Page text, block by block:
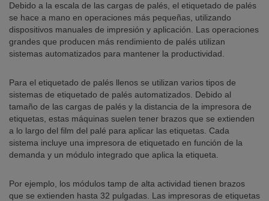
Debido a la escala de las cargas de palés, el etiquetado de palés
se hace a mano en operaciones más pequeñas, utilizando
dispositivos manuales de impresión y aplicación. Las operaciones
grandes que producen más rendimiento de palés utilizan
sistemas automatizados para mantener la productividad.
Para el etiquetado de palés llenos se utilizan varios tipos de
sistemas de etiquetado de palés automatizados. Debido al
tamaño de las cargas de palés y la distancia de la impresora de
etiquetas, estas máquinas suelen tener brazos que se extienden
a lo largo del film del palé para aplicar las etiquetas. Cada
sistema incluye una impresora de etiquetado en función de la
demanda y un módulo integrado que aplica la etiqueta.
Por ejemplo, los módulos tamp de alta actividad tienen brazos
que se extienden hasta 32 pulgadas. Las impresoras de etiquetas